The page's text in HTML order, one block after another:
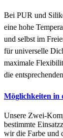
Bei PUR und
eine hohe
und selbst im
für universelle
maximale
die
Möglichkeiten in
Unsere Zwei-
bestimmte
wir die Farbe und